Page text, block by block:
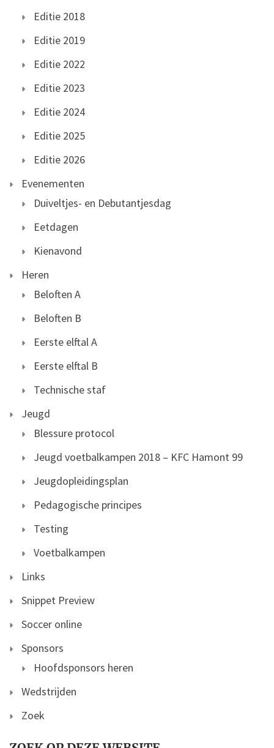
Editie 2018
Editie 2019
Editie 2022
Editie 2023
Editie 2024
Editie 2025
Editie 2026
Evenementen
Duiveltjes- en Debutantjesdag
Eetdagen
Kienavond
Heren
Beloften A
Beloften B
Eerste elftal A
Eerste elftal B
Technische staf
Jeugd
Blessure protocol
Jeugd voetbalkampen 2018 – KFC Hamont 99
Jeugdopleidingsplan
Pedagogische principes
Testing
Voetbalkampen
Links
Snippet Preview
Soccer online
Sponsors
Hoofdsponsors heren
Wedstrijden
Zoek